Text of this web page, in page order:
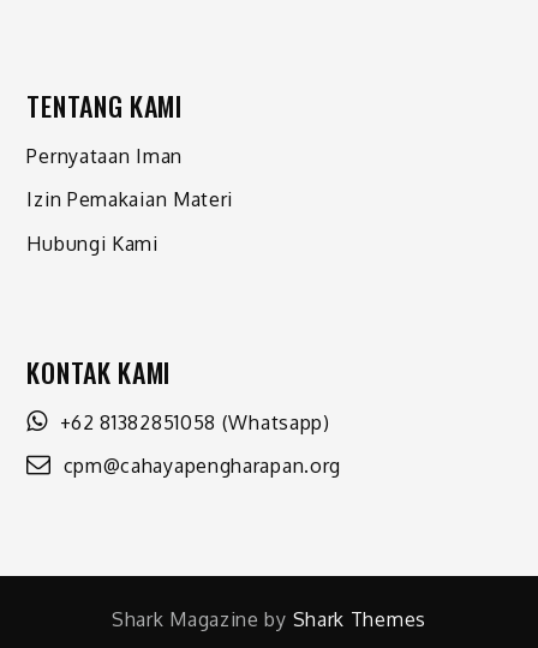
TENTANG KAMI
Pernyataan Iman
Izin Pemakaian Materi
Hubungi Kami
KONTAK KAMI
+62 81382851058 (Whatsapp)
cpm@cahayapengharapan.org
Shark Magazine by Shark Themes